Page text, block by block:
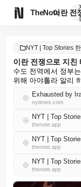
TheNote
NYT | Top Stories
이란 전쟁으로 지친
수도 전역에서 정부
위해 아야톨라 알리
nytimes.com
NYT | Top
thenote.app
NYT | Top
thenote.app
NYT | Top
thenote.app